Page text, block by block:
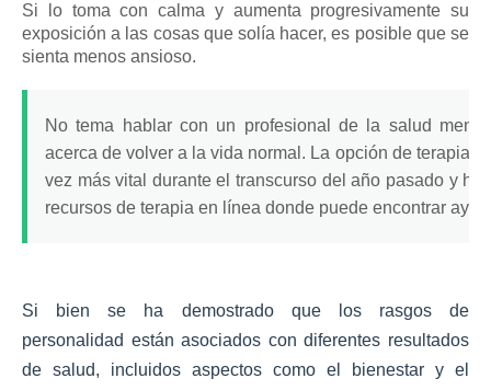
Si lo toma con calma y aumenta progresivamente su
exposición a las cosas que solía hacer, es posible que se
sienta menos ansioso.
No tema hablar con un profesional de la salud
acerca de volver a la vida normal. La opción de terapia
vez más vital durante el transcurso del año pasado y
recursos de terapia en línea donde puede encontrar
Si biense ha demostrado que
los rasgos de
personalidad están asociados con diferentes resultados
de salud, incluidos aspectos como el bienestar y el